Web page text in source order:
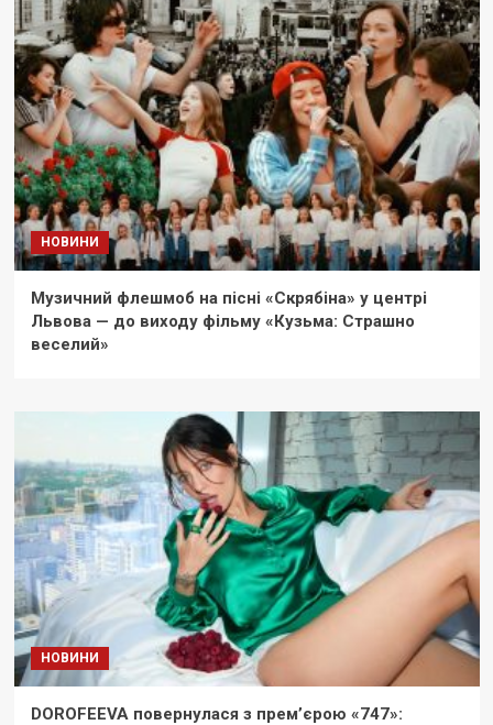
НОВИНИ
Музичний флешмоб на пісні «Скрябіна» у центрі
Львова — до виходу фільму «Кузьма: Страшно
веселий»
НОВИНИ
DOROFEEVA повернулася з прем’єрою «747»: